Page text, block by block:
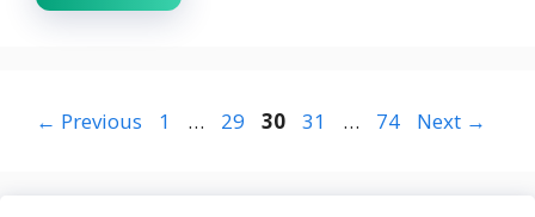
← Previous Page
1 … Page
29 Page
30 Page
31 … Page
74 Next →